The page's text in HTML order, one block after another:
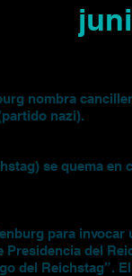
nombra
nazi).
se quema
para
Presidencia del
del Reichstag”.